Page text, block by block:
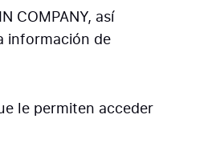
COMPANY, así
información de
le permiten acceder